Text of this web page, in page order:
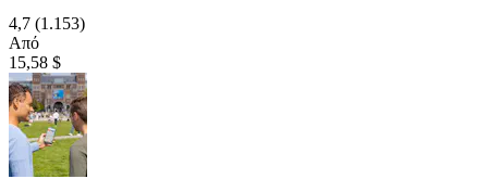
4,7 (1.153)
Από
15,58 $